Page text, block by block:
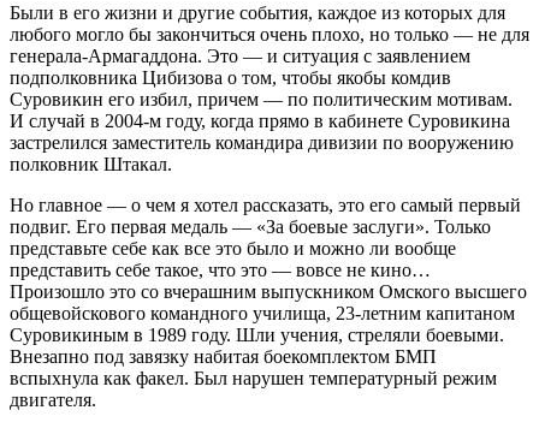
Были в его жизни и другие события, каждое из которых для
любого могло бы закончиться очень плохо, но только — не для
генерала-Армагаддона. Это — и ситуация с заявлением
подполковника Цибизова о том, чтобы якобы комдив
Суровикин его избил, причем — по политическим мотивам.
И случай в 2004-м году, когда прямо в кабинете Суровикина
застрелился заместитель командира дивизии по вооружению
полковник Штакал.
Но главное — о чем я хотел рассказать, это его самый первый
подвиг. Его первая медаль — «За боевые заслуги». Только
представьте себе как все это было и можно ли вообще
представить себе такое, что это — вовсе не кино…
Произошло это со вчерашним выпускником Омского высшего
общевойскового командного училища, 23-летним капитаном
Суровикиным в 1989 году. Шли учения, стреляли боевыми.
Внезапно под завязку набитая боекомплектом БМП
вспыхнула как факел. Был нарушен температурный режим
двигателя.